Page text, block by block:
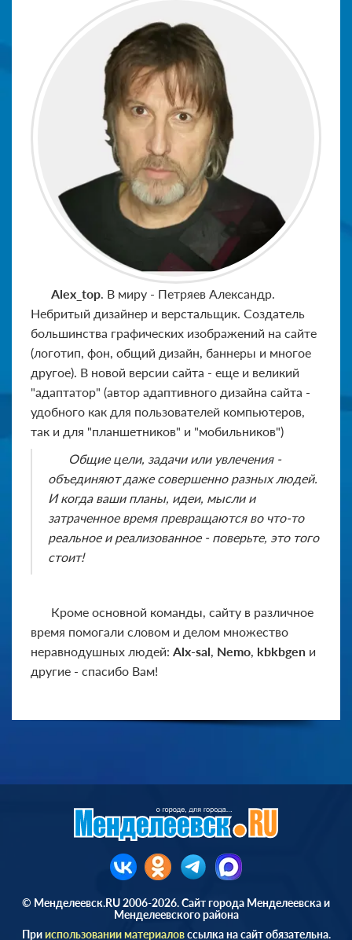
Alex_top. В миру - Петряев Александр.
Небритый дизайнер и верстальщик. Создатель
большинства графических изображений на сайте
(логотип, фон, общий дизайн, баннеры и многое
другое). В новой версии сайта - еще и великий
"адаптатор" (автор адаптивного дизайна сайта -
удобного как для пользователей компьютеров,
так и для "планшетников" и "мобильников")
Общие цели, задачи или увлечения -
объединяют даже совершенно разных людей.
И когда ваши планы, идеи, мысли и
затраченное время превращаются во что-то
реальное и реализованное - поверьте, это того
стоит!
Кроме основной команды, сайту в различное
время помогали словом и делом множество
неравнодушных людей: Alx-sal, Nemo, kbkbgen и
другие - спасибо Вам!
© Менделеевск.RU 2006-2026. Сайт города Менделеевска и
Менделеевского района
Прииспользовании материаловссылка на сайт обязательна.